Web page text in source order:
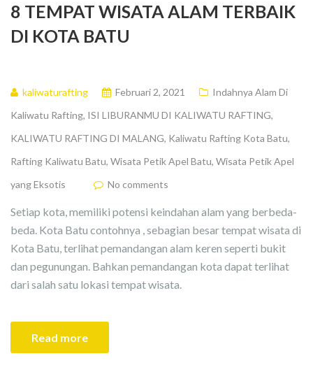
8 TEMPAT WISATA ALAM TERBAIK
DI KOTA BATU
kaliwaturafting Februari 2, 2021
Indahnya Alam Di
Kaliwatu Rafting, ISI LIBURANMU DI KALIWATU RAFTING,
KALIWATU RAFTING DI MALANG, Kaliwatu Rafting Kota Batu,
Rafting Kaliwatu Batu, Wisata Petik Apel Batu, Wisata Petik Apel
yang Eksotis
No comments
Setiap kota, memiliki potensi keindahan alam yang berbeda-
beda. Kota Batu contohnya , sebagian besar tempat wisata di
Kota Batu, terlihat pemandangan alam keren seperti bukit
dan pegunungan. Bahkan pemandangan kota dapat terlihat
dari salah satu lokasi tempat wisata.
Read more